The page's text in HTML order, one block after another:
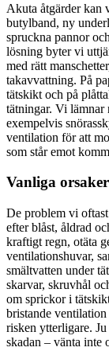
Akuta åtgärder kan
butylband, ny
spruckna pannor
lösning byter vi
med rätt
takavvattning. På
tätskikt och på
tätningar. Vi lämnar
exempelvis
ventilation för att
som står emot
Vanliga
De problem vi
efter blåst, åldrad
kraftigt regn, otäta
ventilationshuvar,
smältvatten under
skarvar, skruvhål
om sprickor i
bristande
risken ytterligare.
skadan – vänta inte